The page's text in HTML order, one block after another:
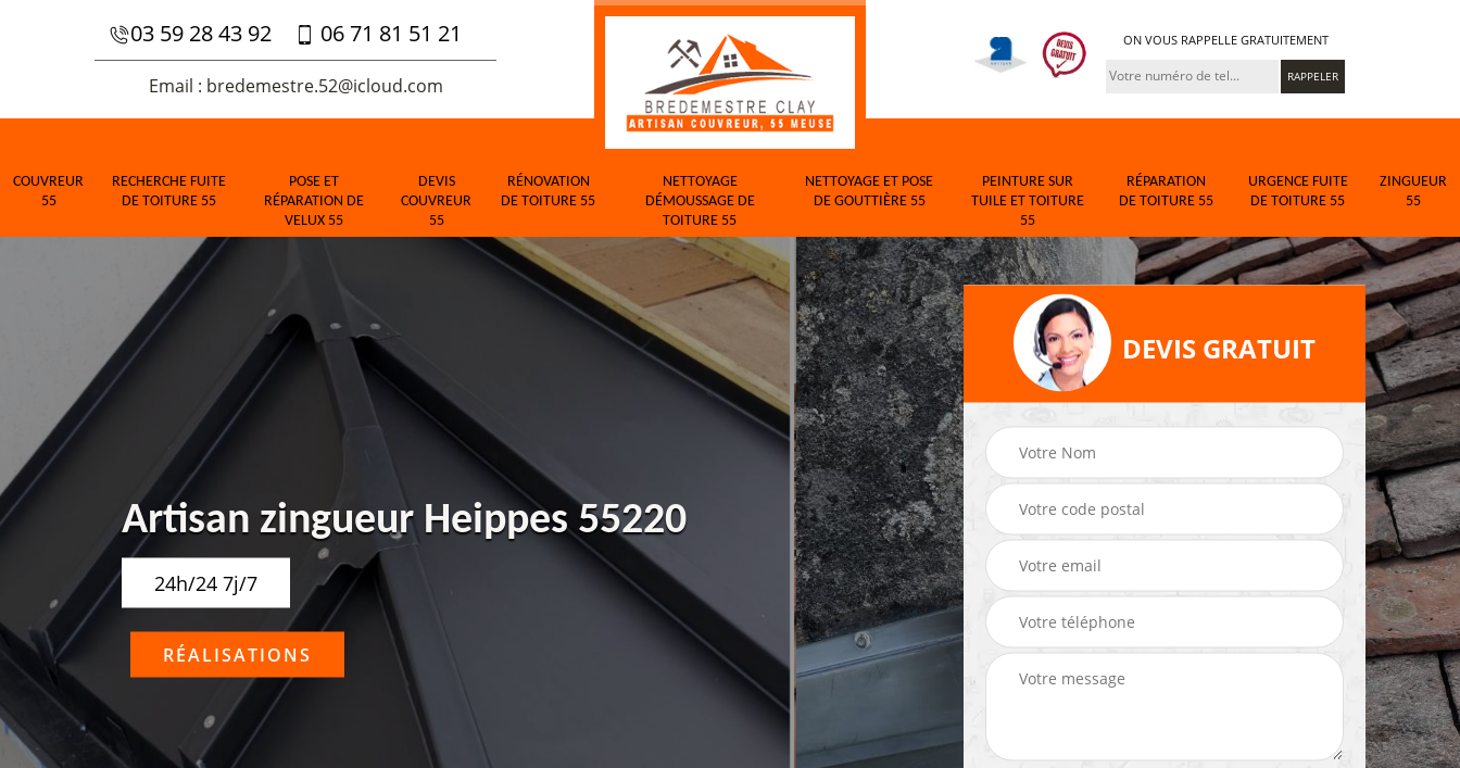
03 59 28 43 92 06 71 81 51 21
Email : bredemestre.52@icloud.com
ON VOUS RAPPELLE GRATUITEMENT
COUVREUR
55
RECHERCHE FUITE
DE TOITURE 55
POSE ET
RÉPARATION DE
VELUX 55
DEVIS
COUVREUR
55
RÉNOVATION
DE TOITURE 55
NETTOYAGE
DÉMOUSSAGE DE
TOITURE 55
NETTOYAGE ET POSE
DE GOUTTIÈRE 55
PEINTURE SUR
TUILE ET TOITURE
55
RÉPARATION
DE TOITURE 55
URGENCE FUITE
DE TOITURE 55
ZINGUEUR
55
Artisan zingueur Heippes 55220
24h/24 7j/7
RÉALISATIONS
DEVIS GRATUIT